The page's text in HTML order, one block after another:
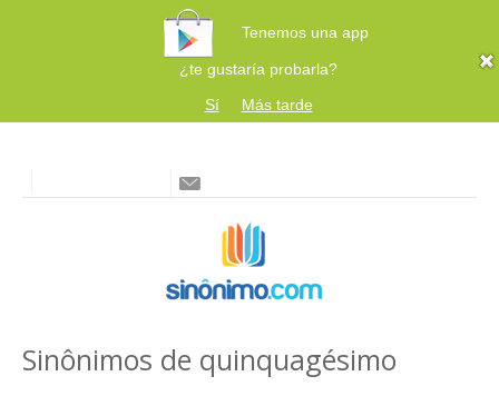
Tenemos una app
¿te gustaría probarla?
Sí
Más tarde
Sinônimos de quinquagésimo